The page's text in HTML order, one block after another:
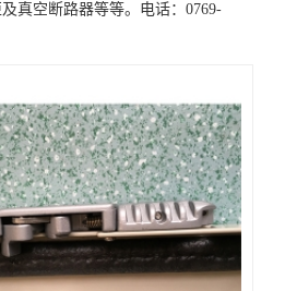
真空断路器等等。电话：0769-